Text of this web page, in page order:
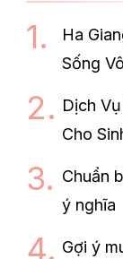
Ha
Sống
Dịch
Cho
Chuẩn
ý nghĩa
Gợi ý